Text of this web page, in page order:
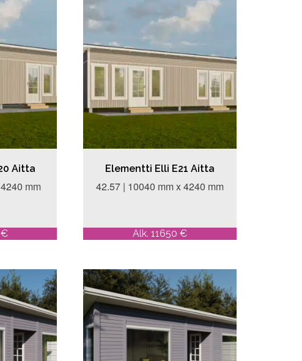
Aitta
mm
€
Elementti Elli E21 Aitta
42.57 | 10040 mm x 4240 mm
Alk. 11650 €